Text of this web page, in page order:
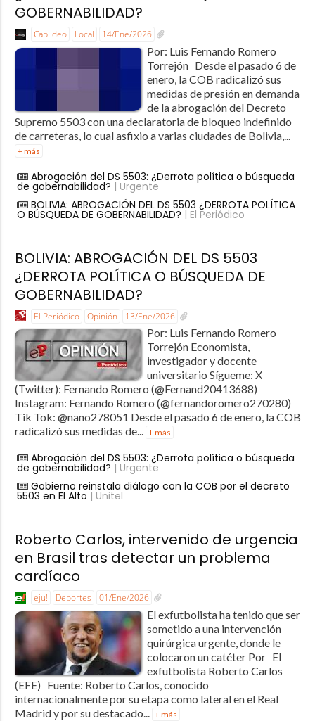
GOBERNABILIDAD?
Cabildeo Local 14/Ene/2026
Por: Luis Fernando Romero
Torrejón Desde el pasado 6 de
enero, la COB radicalizó sus
medidas de presión en demanda
de la abrogación del Decreto
Supremo 5503 con una declaratoria de bloqueo indefinido
de carreteras, lo cual asfixio a varias ciudades de Bolivia,...
+ más
Abrogación del DS 5503: ¿Derrota política o búsqueda
de gobernabilidad? | Urgente
BOLIVIA: ABROGACIÓN DEL DS 5503 ¿DERROTA POLÍTICA
O BÚSQUEDA DE GOBERNABILIDAD? | El Periódico
BOLIVIA: ABROGACIÓN DEL DS 5503
¿DERROTA POLÍTICA O BÚSQUEDA DE
GOBERNABILIDAD?
El Periódico Opinión 13/Ene/2026
Por: Luis Fernando Romero
Torrejón Economista,
investigador y docente
universitario Sígueme: X
(Twitter): Fernando Romero (@Fernand20413688)
Instagram: Fernando Romero (@fernandoromero270280)
Tik Tok: @nano278051 Desde el pasado 6 de enero, la COB
radicalizó sus medidas de... + más
Abrogación del DS 5503: ¿Derrota política o búsqueda
de gobernabilidad? | Urgente
Gobierno reinstala diálogo con la COB por el decreto
5503 en El Alto | Unitel
Roberto Carlos, intervenido de urgencia
en Brasil tras detectar un problema
cardíaco
eju! Deportes 01/Ene/2026
El exfutbolista ha tenido que ser
sometido a una intervención
quirúrgica urgente, donde le
colocaron un catéter Por El
exfutbolista Roberto Carlos
(EFE) Fuente: Roberto Carlos, conocido
internacionalmente por su etapa como lateral en el Real
Madrid y por su destacado... + más